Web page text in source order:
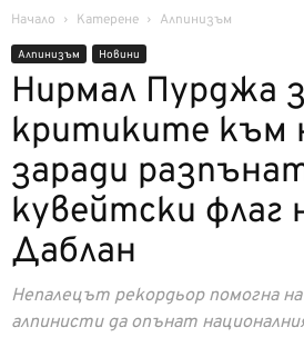
Начало Катерене Алпинизъм
Алпинизъм Новини
Нирмал Пурджа
критиките към
заради
кувейтски флаг
Даблан
Непалецът рекордьор помогна
алпинисти да опънат